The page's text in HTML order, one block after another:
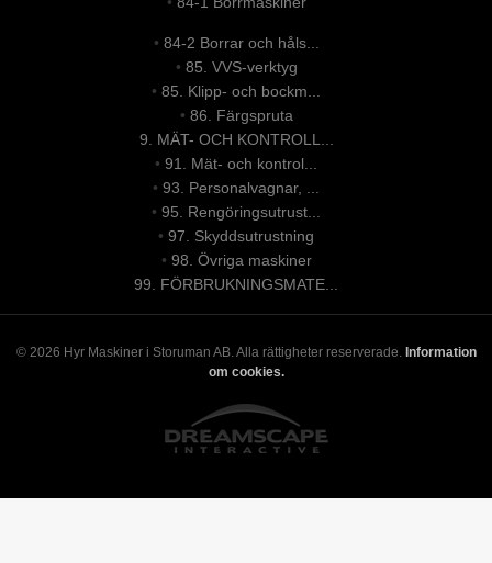
• 84-2 Borrar och håls...
• 85. VVS-verktyg
•85. Klipp- och bockm...
• 86. Färgspruta
9. MÄT- OCH KONTROLL...
•91. Mät- och kontrol...
•93. Personalvagnar, ...
•95. Rengöringsutrust...
•97. Skyddsutrustning
• 98. Övriga maskiner
99. FÖRBRUKNINGSMATE...
© 2026 Hyr Maskiner i Storuman AB. Alla rättigheter reserverade. Information
om cookies.